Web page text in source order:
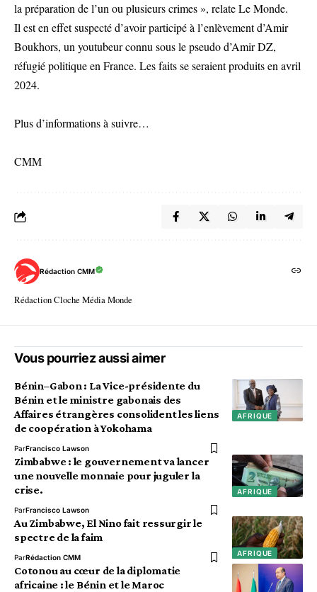
la préparation de l’un ou plusieurs crimes », relate Le Monde.
Il est en effet suspecté d’avoir participé à l’enlèvement d’Amir
Boukhors, un youtubeur connu sous le pseudo d’Amir DZ,
réfugié politique en France. Les faits se seraient produits en avril
2024.
Plus d’informations à suivre…
CMM
Rédaction CMM
Rédaction Cloche Média Monde
Vous pourriez aussi aimer
AFRIQUE
Bénin–Gabon : La Vice-présidente du
Bénin et le ministre gabonais des
Affaires étrangères consolident les liens
de coopération à Yokohama
ParFrancisco Lawson
AFRIQUE
Zimbabwe : le gouvernement va lancer
une nouvelle monnaie pour juguler la
crise.
ParFrancisco Lawson
AFRIQUE
Au Zimbabwe, El Nino fait ressurgir le
spectre de la faim
ParRédaction CMM
Cotonou au cœur de la diplomatie
africaine : le Bénin et le Maroc